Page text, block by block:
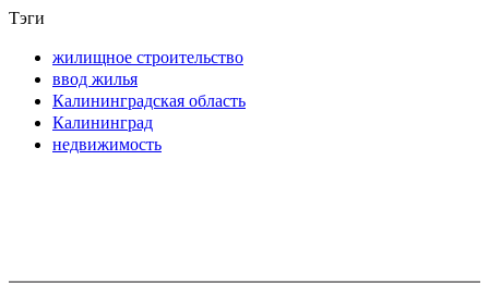
Тэги
жилищное строительство
ввод жилья
Калининградская область
Калининград
недвижимость